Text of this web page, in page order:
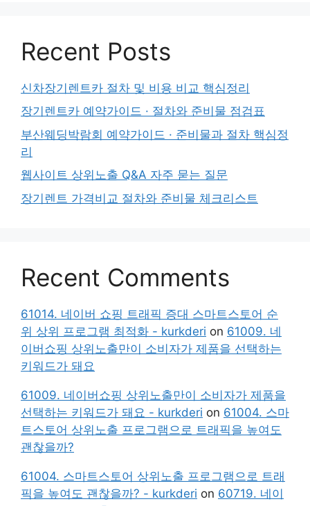
Recent Posts
신차장기렌트카 절차 및 비용 비교 핵심정리
장기렌트카 예약가이드 · 절차와 준비물 점검표
부산웨딩박람회 예약가이드 · 준비물과 절차 핵심정
리
웹사이트 상위노출 Q&A 자주 묻는 질문
장기렌트 가격비교 절차와 준비물 체크리스트
Recent Comments
61014. 네이버 쇼핑 트래픽 증대 스마트스토어 순
위 상위 프로그램 최적화 - kurkderi on 61009. 네
이버쇼핑 상위노출만이 소비자가 제품을 선택하는
키워드가 돼요
61009. 네이버쇼핑 상위노출만이 소비자가 제품을
선택하는 키워드가 돼요 - kurkderi on 61004. 스마
트스토어 상위노출 프로그램으로 트래픽을 높여도
괜찮을까?
61004. 스마트스토어 상위노출 프로그램으로 트래
픽을 높여도 괜찮을까? - kurkderi on 60719. 네이